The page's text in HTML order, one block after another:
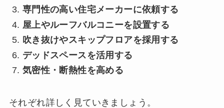
専門性の高い住宅メーカーに依頼する
屋上やルーフバルコニーを設置する
吹き抜けやスキップフロアを採用する
デッドスペースを活用する
気密性・断熱性を高める
それぞれ詳しく見ていきましょう。